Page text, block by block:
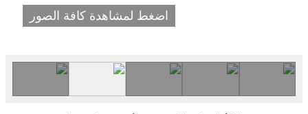
اضغط لمشاهدة كافة الصور